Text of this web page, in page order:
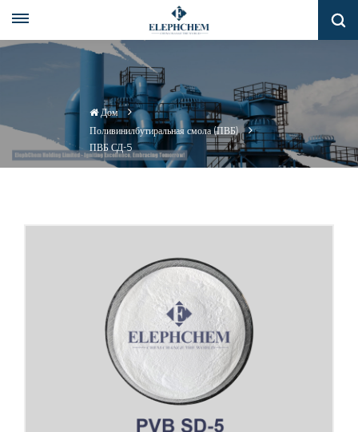
Дом
Поливинилбутиральная смола (ПВБ)
ПВБ СД-5